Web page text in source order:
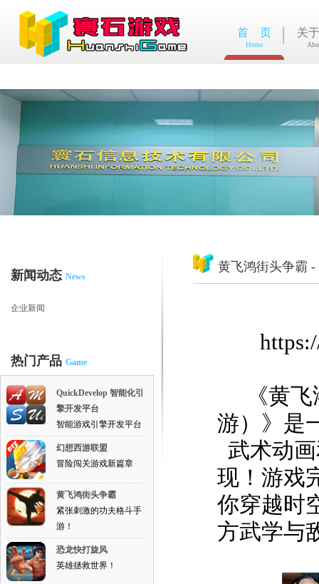
首 页
Home
关
新闻动态 News
企业新闻
热门产品 Game
QuickDevelop 智能化引
擎开发平台
智能游戏引擎开发平台
幻想西游联盟
冒险闯关游戏新篇章
黄飞鸿街头争霸
紧张刺激的功夫格斗手
游！
恐龙快打旋风
英雄拯救世界！
黄飞鸿街头争霸
《黄
游）》是
武术动
现！游戏
你穿越时
方武学与